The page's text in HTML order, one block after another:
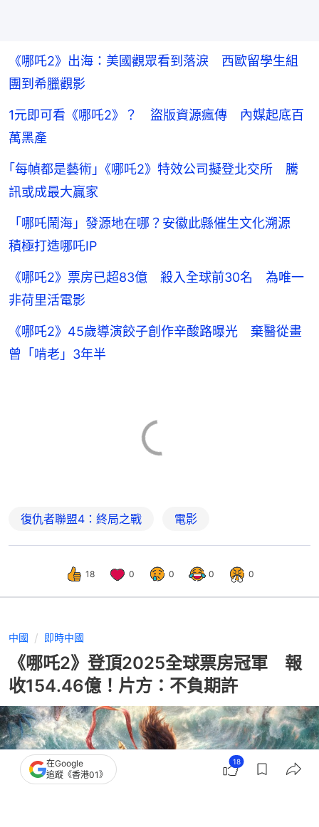
《哪吒2》出海：美國觀眾看到落淚 西歐留學生組
團到希臘觀影
1元即可看《哪吒2》？ 盜版資源瘋傳 內媒起底百
萬黑產
｢每幀都是藝術｣《哪吒2》特效公司擬登北交所 騰
訊或成最大贏家
「哪吒鬧海」發源地在哪？安徽此縣催生文化溯源
積極打造哪吒IP
《哪吒2》票房已超83億 殺入全球前30名 為唯一
非荷里活電影
《哪吒2》45歲導演餃子創作辛酸路曝光 棄醫從畫
曾「啃老」3年半
復仇者聯盟4：終局之戰 電影
18 0 0 0 0
中國 即時中國
《哪吒2》登頂2025全球票房冠軍 報
收154.46億！片方：不負期許
在Google
追蹤《香港01》
18